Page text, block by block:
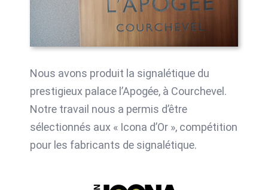
Nous avons produit la signalétique du
prestigieux palace l’Apogée, à Courchevel.
Notre travail nous a permis d’être
sélectionnés aux « Icona d’Or », compétition
pour les fabricants de signalétique.